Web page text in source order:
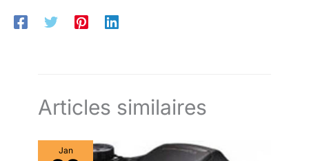
Articles similaires
Jan